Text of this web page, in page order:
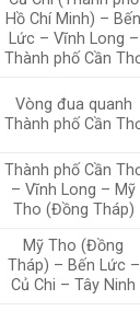
Hồ Chí Minh) – Bến
Lức – Vĩnh Long –
Thành phố Cần
Vòng đua quanh
Thành phố Cần
Thành phố Cần
– Vĩnh Long – Mỹ
Tho (Đồng Tháp)
Mỹ Tho (Đồng
Tháp) – Bến Lức –
Củ Chi – Tây Ninh